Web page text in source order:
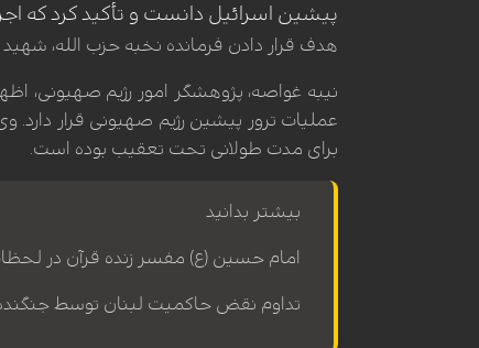
پیشین اسرائیل دانست و تأکید کرد که
هدف قرار دادن فرمانده نخبه حزب الله،
نیبه غواصه، پژوهشگر امور رژیم صهیونی،
عملیات ترور پیشین رژیم صهیونی قرار دارد.
برای مدت طولانی تحت تعقیب بوده است.
بیشتر بدانید
امام حسین (ع) مفسر زنده قرآن در
تداوم نقض حاکمیت لبنان توسط